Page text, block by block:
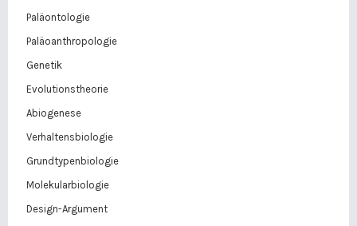
Paläontologie
Paläoanthropologie
Genetik
Evolutionstheorie
Abiogenese
Verhaltensbiologie
Grundtypenbiologie
Molekularbiologie
Design-Argument